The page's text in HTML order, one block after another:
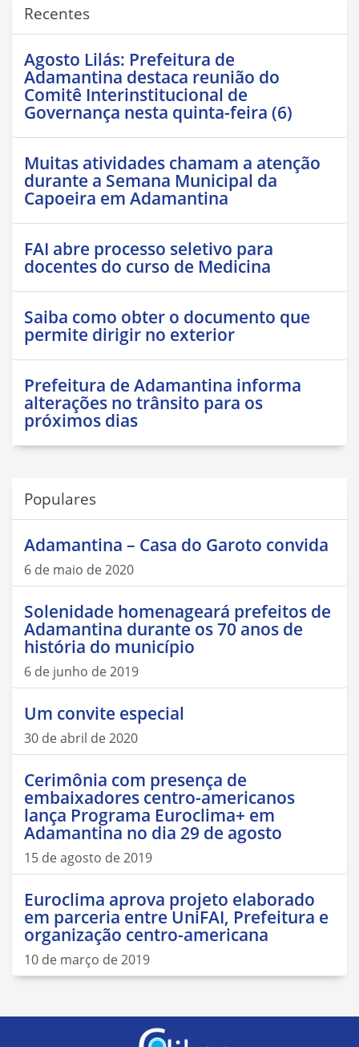
Recentes
Agosto Lilás: Prefeitura de
Adamantina destaca reunião do
Comitê Interinstitucional de
Governança nesta quinta-feira (6)
Muitas atividades chamam a atenção
durante a Semana Municipal da
Capoeira em Adamantina
FAI abre processo seletivo para
docentes do curso de Medicina
Saiba como obter o documento que
permite dirigir no exterior
Prefeitura de Adamantina informa
alterações no trânsito para os
próximos dias
Populares
Adamantina – Casa do Garoto convida
6 de maio de 2020
Solenidade homenageará prefeitos de
Adamantina durante os 70 anos de
história do município
6 de junho de 2019
Um convite especial
30 de abril de 2020
Cerimônia com presença de
embaixadores centro-americanos
lança Programa Euroclima+ em
Adamantina no dia 29 de agosto
15 de agosto de 2019
Euroclima aprova projeto elaborado
em parceria entre UniFAI, Prefeitura e
organização centro-americana
10 de março de 2019